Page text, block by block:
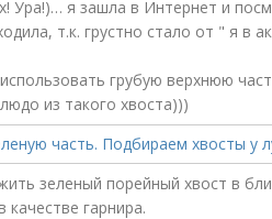
Ура!)… я зашла в Интернет и
т.к. грустно стало от " я в
грубую верхнюю
из такого хвоста)))
зеленый порейный хвост в
качестве гарнира.